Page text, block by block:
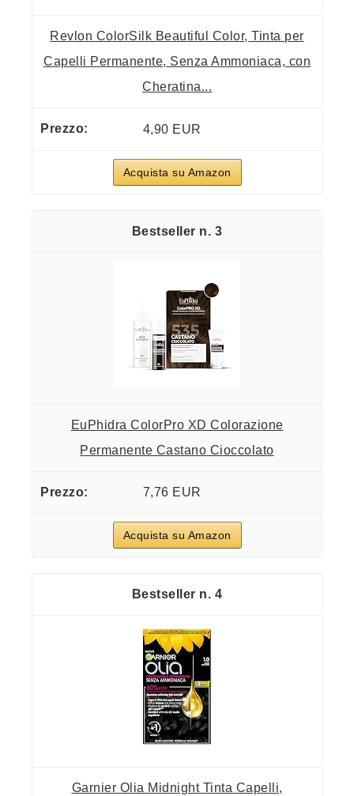
Revlon ColorSilk Beautiful Color, Tinta per
Capelli Permanente, Senza Ammoniaca, con
Cheratina...
4,90 EUR
Acquista su Amazon
3
EuPhidra ColorPro XD Colorazione
Permanente Castano Cioccolato
7,76 EUR
Acquista su Amazon
4
Garnier Olia Midnight Tinta Capelli,